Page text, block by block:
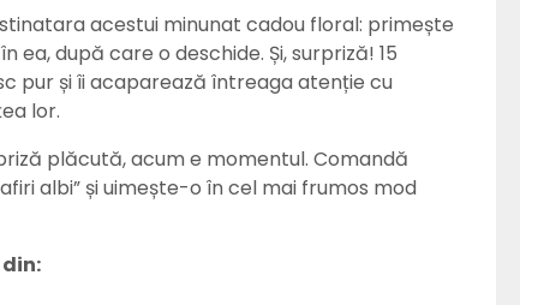
acestui minunat cadou floral: primește
ea, după care o deschide. Și, surpriză! 15
pur și îi acaparează întreaga atenție cu
lor.
plăcută, acum e momentul. Comandă
albi” și uimește-o în cel mai frumos mod